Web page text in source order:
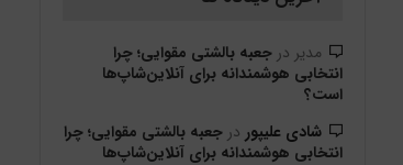
مدیر در جعبه بالشتی مقوایی؛ چرا
انتخابی هوشمندانه برای آنلاین‌شاپ‌ها
است؟
شادی علیپور در جعبه بالشتی مقوایی؛ چرا
انتخابی هوشمندانه برای آنلاین‌شاپ‌ها